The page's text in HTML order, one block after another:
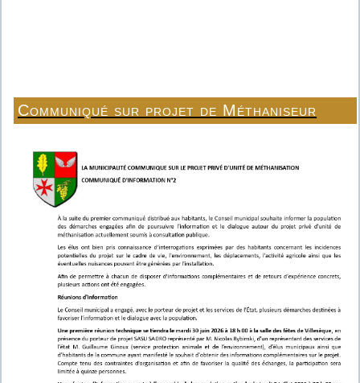
Communiqué sur projet de Méthaniseur